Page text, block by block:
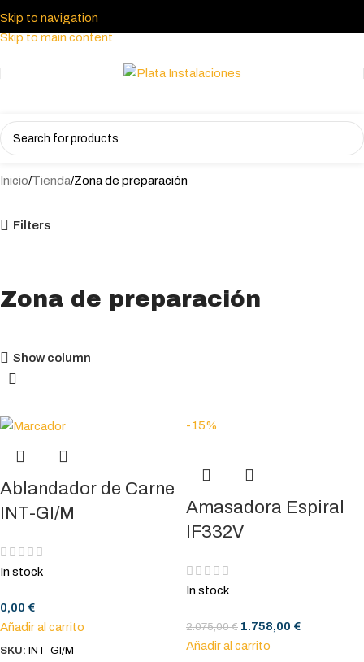
Skip to navigation
Skip to main content
Inicio Tienda Zona de preparación
Filters
Zona de preparación
Show column
Ablandador de Carne
INT-GI/M
In stock
0,00 €
Añadir al carrito
SKU: INT-GI/M
-15%
Amasadora Espiral
IF332V
In stock
2.075,00€ 1.758,00 €
Añadir al carrito